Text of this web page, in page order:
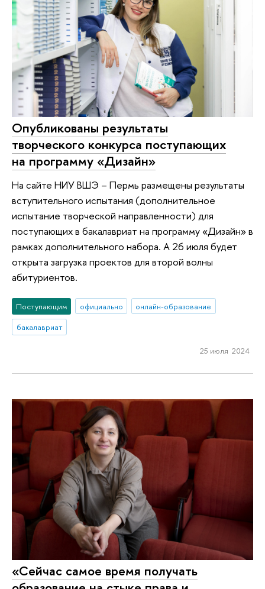
Опубликованы результаты
творческого конкурса поступающих
на программу «Дизайн»
На сайте НИУ ВШЭ – Пермь размещены результаты
вступительного испытания (дополнительное
испытание творческой направленности) для
поступающих в бакалавриат на программу «Дизайн» в
рамках дополнительного набора. А 26 июля будет
открыта загрузка проектов для второй волны
абитуриентов.
Поступающим официально
онлайн-образование
бакалавриат
25 июля 2024
«Сейчас самое время получать